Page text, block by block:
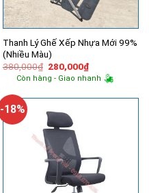
Thanh Lý Ghế Xếp Nhựa Mới 99%
(Nhiều Màu)
380,000₫ Giá
gốc
là:
280,000₫Giá
hiện
tại
280,000₫.
Còn hàng - Giao nhanh
-18%